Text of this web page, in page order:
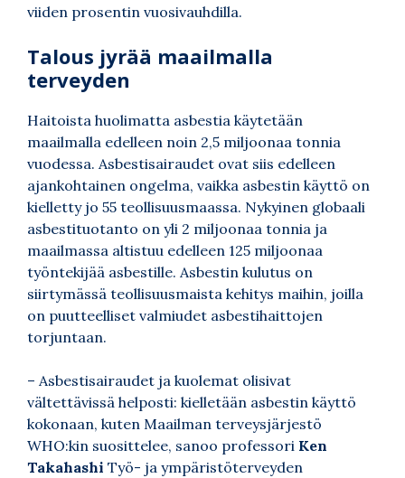
viiden prosentin vuosivauhdilla.
Talous jyrää maailmalla
terveyden
Haitoista huolimatta asbestia käytetään
maailmalla edelleen noin 2,5 miljoonaa tonnia
vuodessa. Asbestisairaudet ovat siis edelleen
ajankohtainen ongelma, vaikka asbestin käyttö on
kielletty jo 55 teollisuusmaassa. Nykyinen globaali
asbestituotanto on yli 2 miljoonaa tonnia ja
maailmassa altistuu edelleen 125 miljoonaa
työntekijää asbestille. Asbestin kulutus on
siirtymässä teollisuusmaista kehitys maihin, joilla
on puutteelliset valmiudet asbestihaittojen
torjuntaan.
– Asbestisairaudet ja kuolemat olisivat
vältettävissä helposti: kielletään asbestin käyttö
kokonaan, kuten Maailman terveysjärjestö
WHO:kin suosittelee, sanoo professori Ken
Takahashi Työ- ja ympäristöterveyden